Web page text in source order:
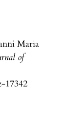
Maria
of
17342